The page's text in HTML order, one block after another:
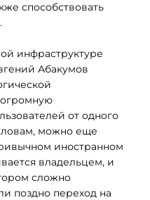
способствовать
инфраструктуре
Абакумов
от одного
можно еще
иностранном
владельцем, и
сложно
поздно переход на